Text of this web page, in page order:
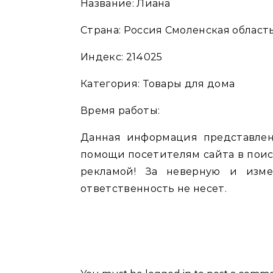
Название: Лиана
Страна: Россия Смоленская
Индекс: 214025
Категория: Товары для дома
Время работы:
Данная информация
помощи посетителям сайта в
рекламой! За неверную и
ответственность не несет.